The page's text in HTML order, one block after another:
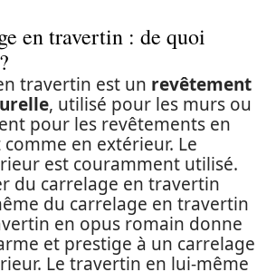
en travertin : de quoi
travertin est un revêtement
, utilisé pour les murs ou
pour les revêtements en
en extérieur. Le
est couramment utilisé.
du carrelage en travertin
du carrelage en travertin
en opus romain donne
et prestige à un carrelage
Le travertin en lui-même